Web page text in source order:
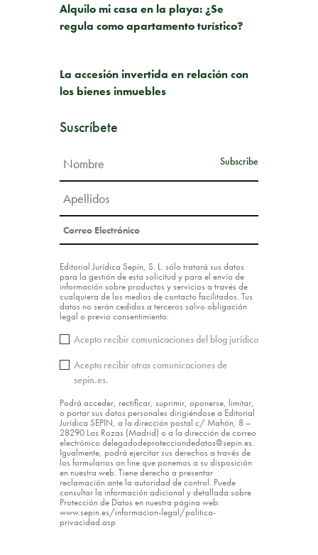
Alquilo mi casa en la playa: ¿Se
regula como apartamento turístico?
La accesión invertida en relación con
los bienes inmuebles
Suscríbete
Editorial Jurídica Sepín, S. L. sólo tratará sus datos
para la gestión de esta solicitud y para el envío de
información sobre productos y servicios a través de
cualquiera de los medios de contacto facilitados. Tus
datos no serán cedidos a terceros salvo obligación
legal o previo consentimiento.
Acepto recibir comunicaciones del blog jurídico
Acepto recibir otras comunicaciones de
sepin.es.
Podrá acceder, rectificar, suprimir, oponerse, limitar,
o portar sus datos personales dirigiéndose a Editorial
Jurídica SEPIN, a la dirección postal c/ Mahón, 8 –
28290 Las Rozas (Madrid) o a la dirección de correo
electrónico delegadodeprotecciondedatos@sepin.es.
Igualmente, podrá ejercitar sus derechos a través de
los formularios on line que ponemos a su disposición
en nuestra web. Tiene derecho a presentar
reclamación ante la autoridad de control. Puede
consultar la información adicional y detallada sobre
Protección de Datos en nuestra página web:
www.sepin.es/informacion-legal/politica-
privacidad.asp